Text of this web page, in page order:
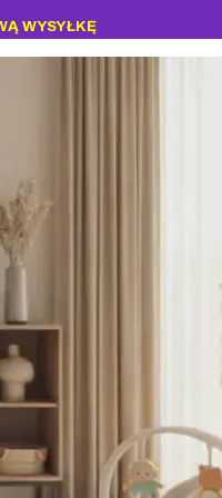
WYSYŁKĘ